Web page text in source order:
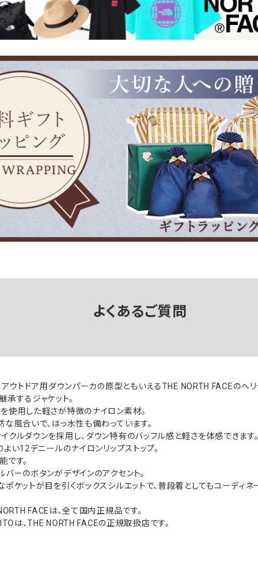
よくあるご質問
ウトドア用ダウンパーカの原型ともいえるTHE NORTH FACEのヘリ
承するジャケット。
使用した軽さが特徴のナイロン素材。
な風合いで、はっ水性も備わっています。
クルダウンを採用し、ダウン特有のバッフル感と軽さを体感できます。
よい12デニールのナイロンリップストップ。
です。
バーのボタンがデザインのアクセント。
ポケットが目を引くボックスシルエットで、普段着としてもコーディ
FACEは、全て国内正規品です。
、THE NORTH FACEの正規取扱店です。